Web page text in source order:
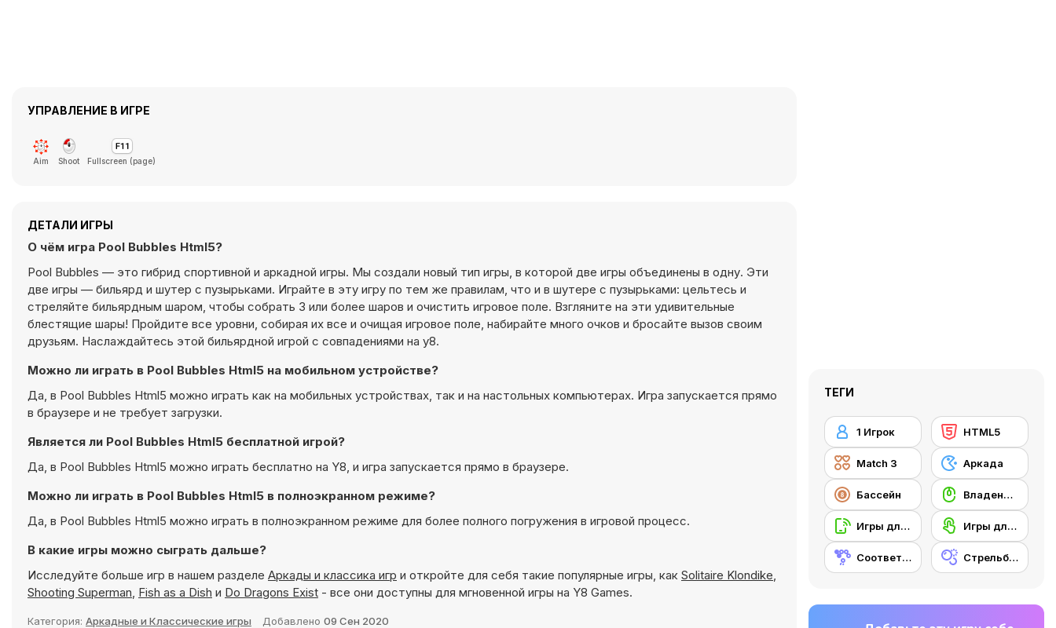
УПРАВЛЕНИЕ В ИГРЕ
Aim Shoot Fullscreen (page)
ДЕТАЛИ ИГРЫ
О чём игра Pool Bubbles Html5?
Pool Bubbles — это гибрид спортивной и аркадной игры. Мы создали новый тип игры, в которой две игры объединены в одну. Эти
две игры — бильярд и шутер с пузырьками. Играйте в эту игру по тем же правилам, что и в шутере с пузырьками: цельтесь и
стреляйте бильярдным шаром, чтобы собрать 3 или более шаров и очистить игровое поле. Взгляните на эти удивительные
блестящие шары! Пройдите все уровни, собирая их все и очищая игровое поле, набирайте много очков и бросайте вызов своим
друзьям. Наслаждайтесь этой бильярдной игрой с совпадениями на y8.
Можно ли играть в Pool Bubbles Html5 на мобильном устройстве?
Да, в Pool Bubbles Html5 можно играть как на мобильных устройствах, так и на настольных компьютерах. Игра запускается прямо
в браузере и не требует загрузки.
Является ли Pool Bubbles Html5 бесплатной игрой?
Да, в Pool Bubbles Html5 можно играть бесплатно на Y8, и игра запускается прямо в браузере.
Можно ли играть в Pool Bubbles Html5 в полноэкранном режиме?
Да, в Pool Bubbles Html5 можно играть в полноэкранном режиме для более полного погружения в игровой процесс.
В какие игры можно сыграть дальше?
Исследуйте больше игр в нашем разделе Аркады и классика игр и откройте для себя такие популярные игры, как Solitaire Klondike,
Shooting Superman, Fish as a Dish и Do Dragons Exist - все они доступны для мгновенной игры на Y8 Games.
Категория: Аркадные и Классические игры Добавлено 09 Сен 2020
ТЕГИ
1 Игрок HTML5
Match 3 Аркада
Бассейн Владение мышью
Игры для мобильных телефонов Игры для сенсорного экрана
Соответствие Стрельба по пузырям